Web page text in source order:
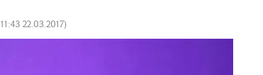
11:43 22.03.2017)